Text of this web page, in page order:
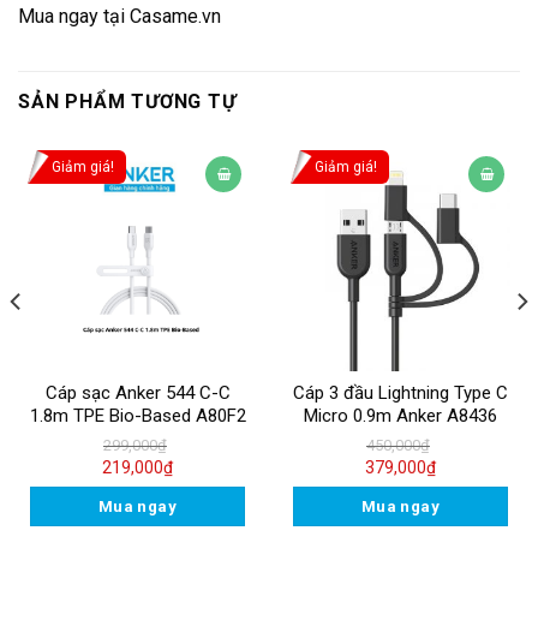
Mua ngay tại Casame.vn
SẢN PHẨM TƯƠNG TỰ
Giảm giá!
Cáp sạc Anker 544 C-C
1.8m TPE Bio-Based A80F2
299,000₫
219,000₫
Mua ngay
Giảm giá!
Cáp 3 đầu Lightning Type C
Micro 0.9m Anker A8436
450,000₫
379,000₫
Mua ngay